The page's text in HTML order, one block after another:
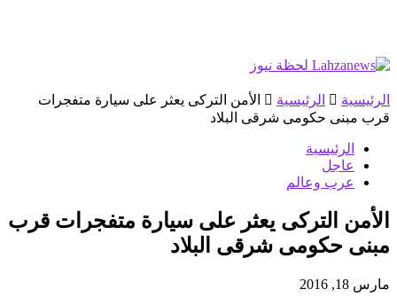
الرئيسية الرئيسية
الأمن التركى يعثر على سيارة متفجرات
قرب مبنى حكومى شرقى البلاد
الرئيسية
عاجل
عرب وعالم
الأمن التركى يعثر على سيارة متفجرات قرب
مبنى حكومى شرقى البلاد
مارس 18, 2016